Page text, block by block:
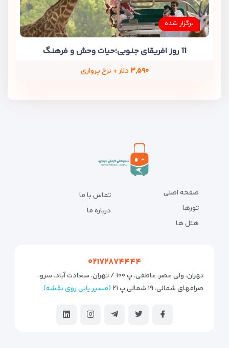
برگزار شده
11 روز افریقای جنوبی؛حیات وحش و فرهنگ
۳,۵۹۰ دلار + نرخ پروازی
صفحه اصلی
تورها
هتل ها
تماس با ما
درباره ما
۰۲۱۷۲۸۷۴۴۴۴
تهران، ولی عصر، عاطفی، پ ۱۰۰ / تهران، سعادت آباد، سرو،
صرافهای شمالی، ۱۹ شمالی پ ۲۱
(مسیر یابی روی نقشه)